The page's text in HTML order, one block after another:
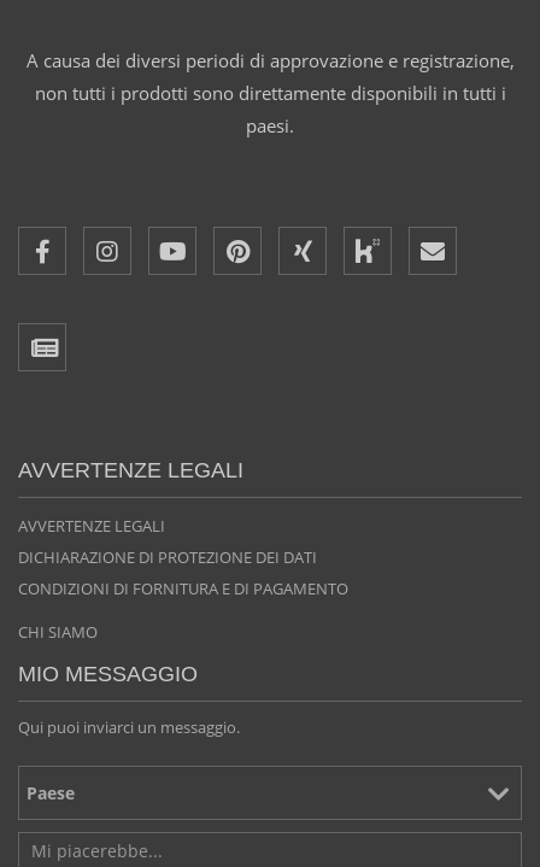
A causa dei diversi periodi di approvazione e registrazione,
non tutti i prodotti sono direttamente disponibili in tutti i
paesi.
AVVERTENZE LEGALI
AVVERTENZE LEGALI
DICHIARAZIONE DI PROTEZIONE DEI DATI
CONDIZIONI DI FORNITURA E DI PAGAMENTO
CHI SIAMO
MIO MESSAGGIO
Qui puoi inviarci un messaggio.